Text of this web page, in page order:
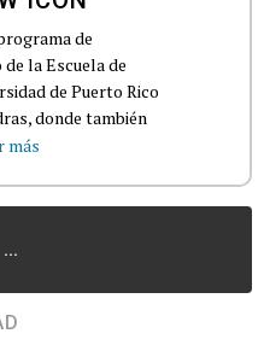
de
la Escuela de
de Puerto Rico
donde también
más
...